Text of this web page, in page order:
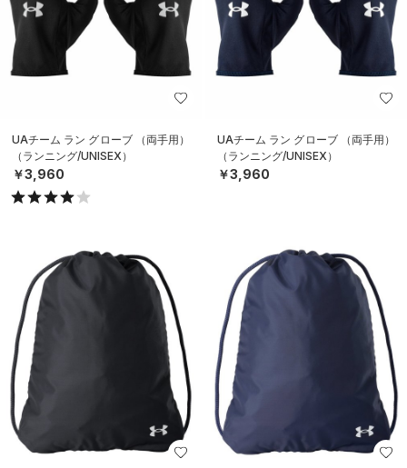
UAチーム ラン グローブ （両手用）
（ランニング/UNISEX）
￥3,960
UAチーム ラン グローブ （両手用）
（ランニング/UNISEX）
￥3,960